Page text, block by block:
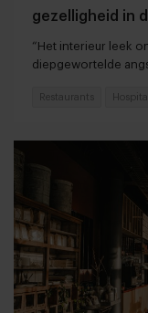
gezelligheid in
“Het interieur leek
diepgewortelde
Restaurants